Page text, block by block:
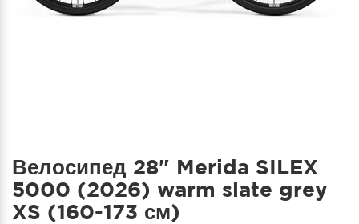
Велосипед 28" Merida SILEX
5000 (2026) warm slate grey
XS (160-173 см)